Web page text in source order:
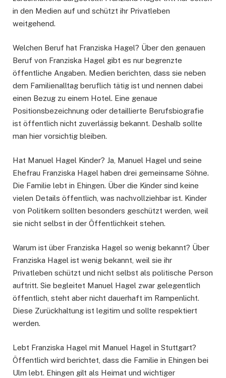
in den Medien auf und schützt ihr Privatleben
weitgehend.
Welchen Beruf hat Franziska Hagel? Über den genauen
Beruf von Franziska Hagel gibt es nur begrenzte
öffentliche Angaben. Medien berichten, dass sie neben
dem Familienalltag beruflich tätig ist und nennen dabei
einen Bezug zu einem Hotel. Eine genaue
Positionsbezeichnung oder detaillierte Berufsbiografie
ist öffentlich nicht zuverlässig bekannt. Deshalb sollte
man hier vorsichtig bleiben.
Hat Manuel Hagel Kinder? Ja, Manuel Hagel und seine
Ehefrau Franziska Hagel haben drei gemeinsame Söhne.
Die Familie lebt in Ehingen. Über die Kinder sind keine
vielen Details öffentlich, was nachvollziehbar ist. Kinder
von Politikern sollten besonders geschützt werden, weil
sie nicht selbst in der Öffentlichkeit stehen.
Warum ist über Franziska Hagel so wenig bekannt? Über
Franziska Hagel ist wenig bekannt, weil sie ihr
Privatleben schützt und nicht selbst als politische Person
auftritt. Sie begleitet Manuel Hagel zwar gelegentlich
öffentlich, steht aber nicht dauerhaft im Rampenlicht.
Diese Zurückhaltung ist legitim und sollte respektiert
werden.
Lebt Franziska Hagel mit Manuel Hagel in Stuttgart?
Öffentlich wird berichtet, dass die Familie in Ehingen bei
Ulm lebt. Ehingen gilt als Heimat und wichtiger